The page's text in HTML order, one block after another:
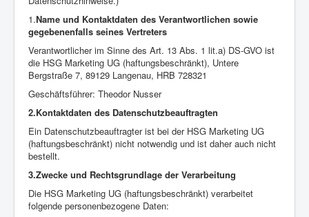
1.Name und Kontaktdaten des Verantwortlichen sowie
gegebenenfalls seines Vertreters
Verantwortlicher im Sinne des Art. 13 Abs. 1 lit.a) DS-GVO ist
die HSG Marketing UG (haftungsbeschränkt), Untere
Bergstraße 7, 89129 Langenau, HRB 728321
Geschäftsführer: Theodor Nusser
2.Kontaktdaten des Datenschutzbeauftragten
Ein Datenschutzbeauftragter ist bei der HSG Marketing UG
(haftungsbeschränkt) nicht notwendig und ist daher auch nicht
bestellt.
3.Zwecke und Rechtsgrundlage der Verarbeitung
Die HSG Marketing UG (haftungsbeschränkt) verarbeitet
folgende personenbezogene Daten: